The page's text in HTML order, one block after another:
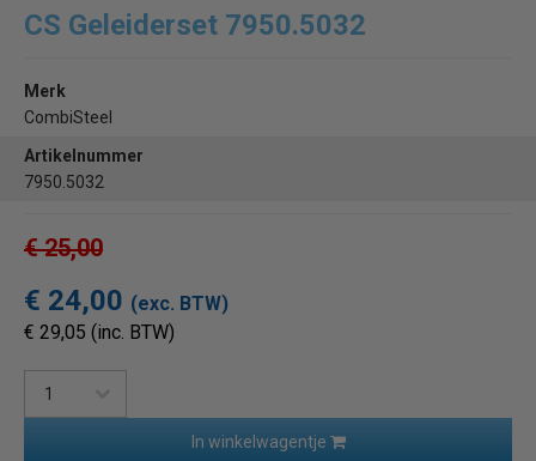
CS Geleiderset 7950.5032
Merk
CombiSteel
Artikelnummer
7950.5032
€ 25,00
€ 24,00 (exc. BTW)
€ 29,05 (inc. BTW)
In winkelwagentje